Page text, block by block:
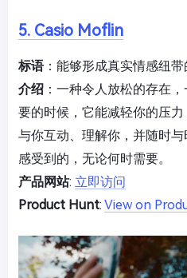
5. Casio Moflin
标语：能够形成真实情感纽
介绍 ：一种令人放松的存在
要的时候，它能减轻你的压
与你互动、理解你，并随时
感受到的，无论何时需要。
产品网站: 立即访问
Product Hunt: View on